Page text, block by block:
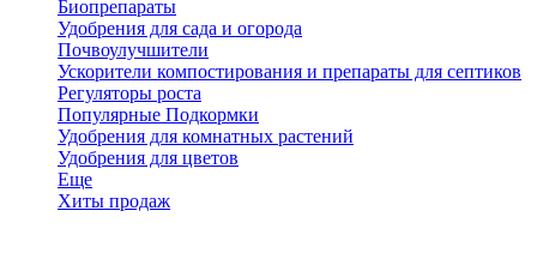
Биопрепараты
Удобрения для сада и огорода
Почвоулучшители
Ускорители компостирования и препараты для септиков
Регуляторы роста
Популярные Подкормки
Удобрения для комнатных растений
Удобрения для цветов
Еще
Хиты продаж